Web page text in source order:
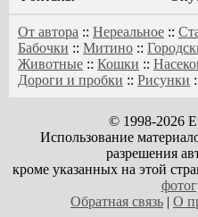
От автора :: Нереальное ::
Бабочки :: Митино ::
Животные :: Кошки ::
Дороги и пробки :: Рисунки
© 1998-2026
Использование
разрешения
кроме указанных на этой
Обратная связь | О